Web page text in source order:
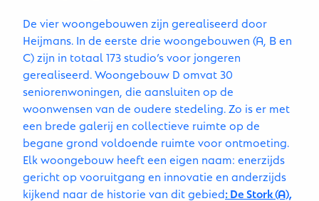
De vier woongebouwen zijn gerealiseerd door
Heijmans. In de eerste drie woongebouwen (A, B en
C) zijn in totaal 173 studio’s voor jongeren
gerealiseerd. Woongebouw D omvat 30
seniorenwoningen, die aansluiten op de
woonwensen van de oudere stedeling. Zo is er met
een brede galerij en collectieve ruimte op de
begane grond voldoende ruimte voor ontmoeting.
Elk woongebouw heeft een eigen naam: enerzijds
gericht op vooruitgang en innovatie en anderzijds
kijkend naar de historie van dit gebied: De Stork (A),